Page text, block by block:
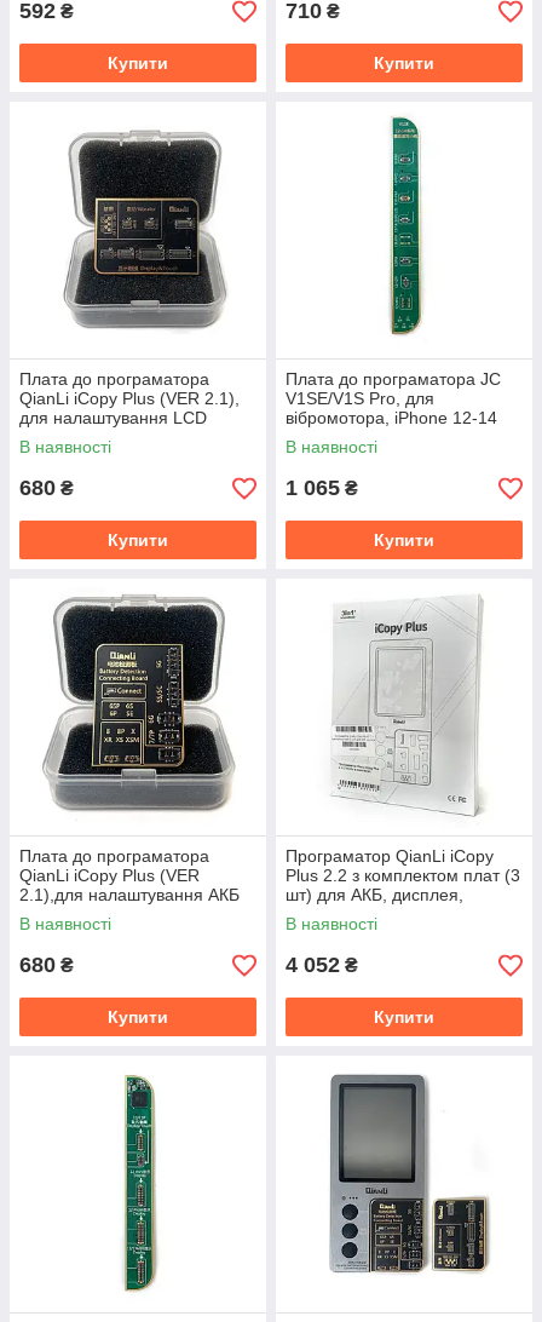
592 ₴
Купити
710 ₴
Купити
Плата до програматора
QianLi iCopy Plus (VER 2.1),
для налаштування LCD
iPhone 7- XS Max
В наявності
680 ₴
Купити
Плата до програматора JC
V1SE/V1S Pro, для
вібромотора, iPhone 12-14
Pro Max
В наявності
1 065 ₴
Купити
Плата до програматора
QianLi iCopy Plus (VER
2.1),для налаштування АКБ
iPhone 5-XS Max
В наявності
680 ₴
Купити
Програматор QianLi iCopy
Plus 2.2 з комплектом плат (3
шт) для АКБ, дисплея,
Lightning
В наявності
4 052 ₴
Купити